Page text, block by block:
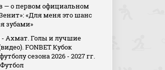
— о первом официальном
«Для меня это шанс
зубами»
- Ахмат. Голы и лучшие
FONBET Кубок
сезона 2026 - 2027 гг.